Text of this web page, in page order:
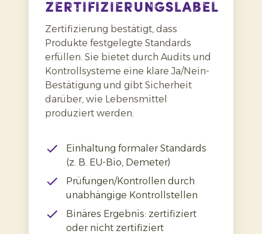
Zertifizierungslabel
Zertifizierung bestätigt, dass
Produkte festgelegte Standards
erfüllen. Sie bietet durch Audits und
Kontrollsysteme eine klare Ja/Nein-
Bestätigung und gibt Sicherheit
darüber, wie Lebensmittel
produziert werden.
Einhaltung formaler Standards
(z. B. EU-Bio, Demeter)
Prüfungen/Kontrollen durch
unabhängige Kontrollstellen
Binäres Ergebnis: zertifiziert
oder nicht zertifiziert